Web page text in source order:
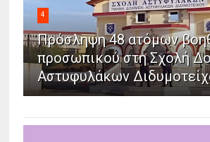
4
Πρόσληψη 48 ατόμων
προσωπικού στη Σχολή
Αστυφυλάκων